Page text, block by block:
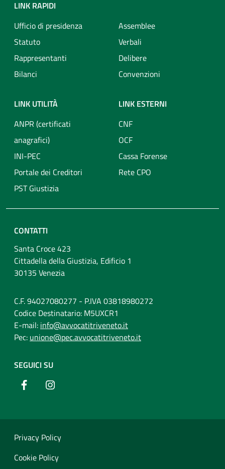
LINK RAPIDI
Ufficio di presidenza
Statuto
Rappresentanti
Bilanci
Assemblee
Verbali
Delibere
Convenzioni
LINK UTILITÀ
ANPR (certificati
anagrafici)
INI-PEC
Portale dei Creditori
PST Giustizia
LINK ESTERNI
CNF
OCF
Cassa Forense
Rete CPO
CONTATTI
Santa Croce 423
Cittadella della Giustizia, Edificio 1
30135 Venezia
C.F. 94027080277 - P.IVA 03818980272
Codice Destinatario: M5UXCR1
E-mail: info@avvocatitriveneto.it
Pec: unione@pec.avvocatitriveneto.it
SEGUICI SU
Privacy Policy
Cookie Policy